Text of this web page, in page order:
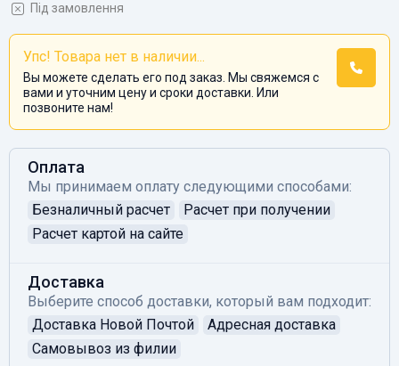
Під замовлення
Упс! Товара нет в наличии...
Вы можете сделать его под заказ. Мы свяжемся с
вами и уточним цену и сроки доставки. Или
позвоните нам!
Оплата
Мы принимаем оплату следующими способами:
Безналичный расчет
Расчет при получении
Расчет картой на сайте
Доставка
Выберите способ доставки, который вам подходит:
Доставка Новой Почтой
Адресная доставка
Самовывоз из филии